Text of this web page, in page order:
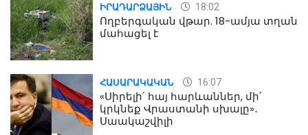
ԻՐԱԴԱՐՁԱՅԻՆ 18:02
Ողբերգական վթար. 18-ամյա տղան
մահացել է
ՀԱՍԱՐԱԿԱԿԱՆ 16:07
«Սիրելի՛ հայ հարևաններ, մի՛
կրկնեք Վրաստանի սխալը»․
Սաակաշվիլի